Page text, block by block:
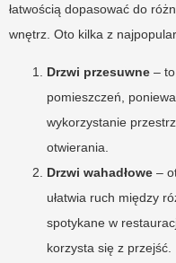
łatwością dopasować do
wnętrz. Oto kilka z
Drzwi przesuwne –
pomieszczeń,
wykorzystanie
otwierania.
Drzwi wahadłowe –
ułatwia ruch między
spotykane w
korzysta się z przejść.